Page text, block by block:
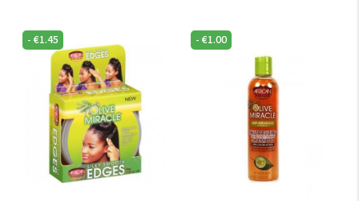
ml
aantal
Anti-
Breakage
Strengthening
Treatment
aantal
-€1.45 -€1.00